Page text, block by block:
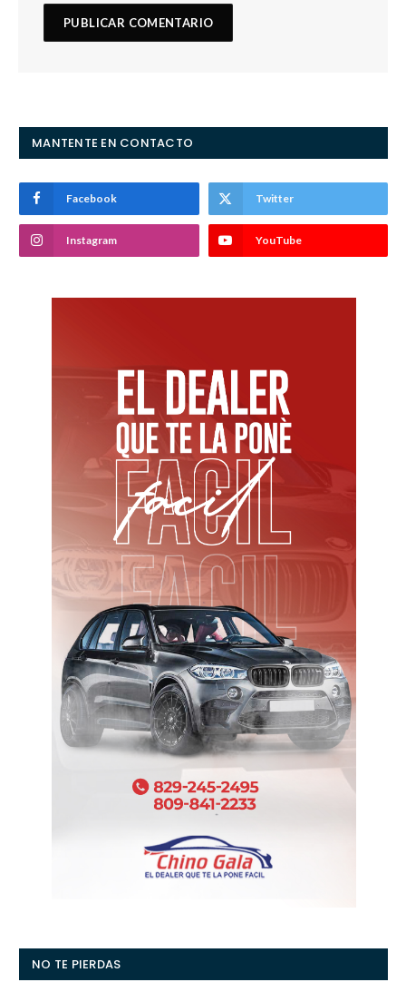
MANTENTE EN CONTACTO
Facebook Twitter
Instagram YouTube
NO TE PIERDAS